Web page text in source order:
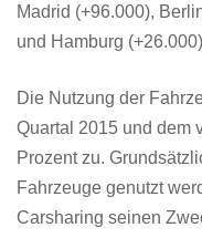
Madrid (+96.000),
und Hamburg
Die Nutzung der
Quartal 2015 und dem
Prozent zu.
Fahrzeuge genutzt
Carsharing seinen